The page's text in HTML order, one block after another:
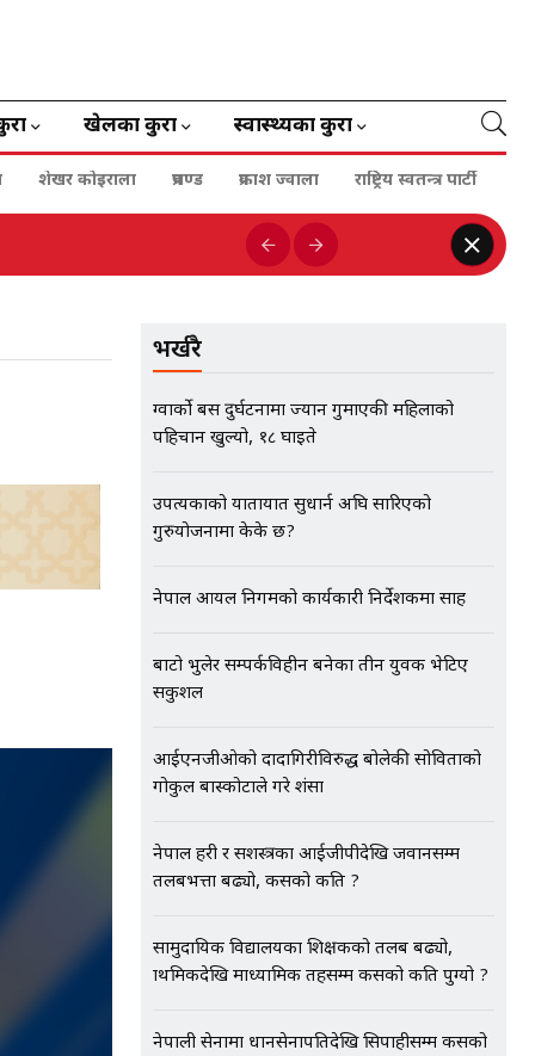
खेलका कुरा स्वास्थ्यका कुरा
शेखर कोइराला प्रचण्ड प्रकाश ज्वाला राष्ट्रिय स्वतन्त्र पार्टी
भर्खरै
ग्वार्को बस दुर्घटनामा ज्यान गुमाएकी महिलाको
पहिचान खुल्यो, १८ घाइते
उपत्यकाको यातायात सुधार्न अघि सारिएको
गुरुयोजनामा केके छ?
नेपाल आयल निगमको कार्यकारी निर्देशकमा साह
बाटो भुलेर सम्पर्कविहीन बनेका तीन युवक भेटिए
सकुशल
आईएनजीओको दादागिरीविरुद्ध बोलेकी सोविताको
गोकुल बास्कोटाले गरे प्रशंसा
नेपाल प्रहरी र सशस्त्रका आईजीपीदेखि जवानसम्म
तलबभत्ता बढ्यो, कसको कति ?
सामुदायिक विद्यालयका शिक्षकको तलब बढ्यो,
प्राथमिकदेखि माध्यामिक तहसम्म कसको कति पुग्यो ?
नेपाली सेनामा प्रधानसेनापतिदेखि सिपाहीसम्म कसको